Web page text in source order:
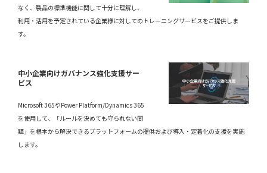
なく、製品の標準機能に関して十分に理解し、
利用・活用を予定されている企業様に対してのトレーニングサービスをご提供しま
す。
中小企業向けガバナンス強化支援サー
ビス
Microsoft 365やPower Platform/Dynamics 365
を使用して、「ルールを決めても守られない問
題」を根本から解決できるプラットフォームの提供および導入・定着化の支援を実施
します。